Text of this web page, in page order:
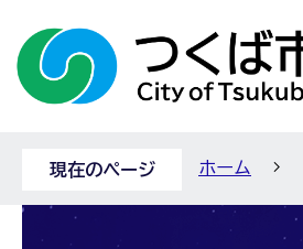
現在のページ ホーム